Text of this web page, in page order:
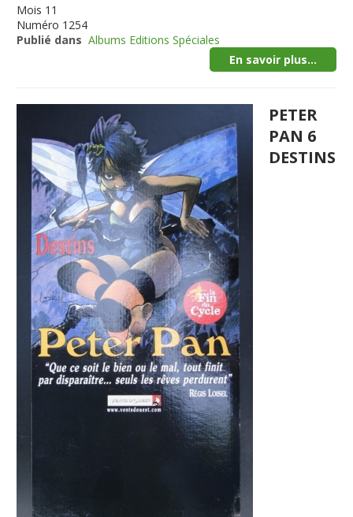
Mois 11
Numéro 1254
Publié dans Albums Editions Spéciales
En savoir plus...
PETER
PAN 6
DESTINS